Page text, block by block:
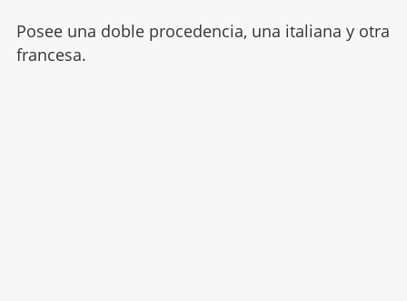
Posee una doble procedencia, una italiana y otra
francesa.